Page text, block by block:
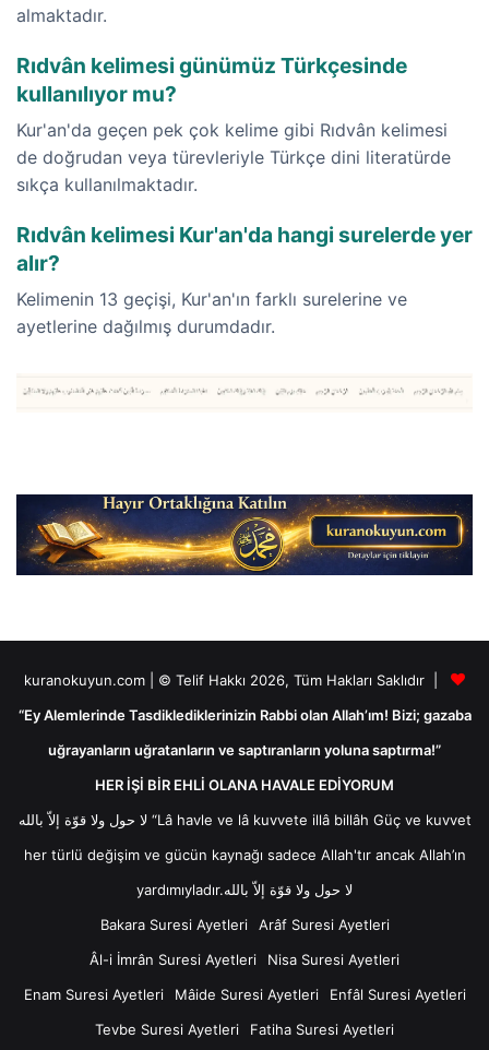
almaktadır.
Rıdvân kelimesi günümüz Türkçesinde
kullanılıyor mu?
Kur'an'da geçen pek çok kelime gibi Rıdvân kelimesi
de doğrudan veya türevleriyle Türkçe dini literatürde
sıkça kullanılmaktadır.
Rıdvân kelimesi Kur'an'da hangi surelerde yer
alır?
Kelimenin 13 geçişi, Kur'an'ın farklı surelerine ve
ayetlerine dağılmış durumdadır.
kuranokuyun.com | © Telif Hakkı 2026, Tüm Hakları Saklıdır |
“Ey Alemlerinde Tasdiklediklerinizin Rabbi olan Allah’ım! Bizi; gazaba
uğrayanların uğratanların ve saptıranların yoluna saptırma!”
HER İŞİ BİR EHLİ OLANA HAVALE EDİYORUM
لا حول ولا قوّة إلاّ بالله “Lâ havle ve lâ kuvvete illâ billâh Güç ve kuvvet
her türlü değişim ve gücün kaynağı sadece Allah'tır ancak Allah’ın
yardımıyladır.لا حول ولا قوّة إلاّ بالله
Bakara Suresi Ayetleri
Arâf Suresi Ayetleri
Âl-i İmrân Suresi Ayetleri
Nisa Suresi Ayetleri
Enam Suresi Ayetleri
Mâide Suresi Ayetleri
Enfâl Suresi Ayetleri
Tevbe Suresi Ayetleri
Fatiha Suresi Ayetleri